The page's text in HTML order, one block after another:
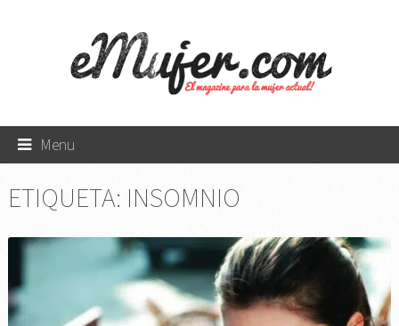
Menu
ETIQUETA: INSOMNIO